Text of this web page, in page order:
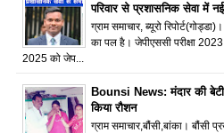
परिवार से प्रशासनिक सेवा में
ग्राम समाचार, ब्यूरो
का पल है। जेपीएससी परीक्षा
2025 को जेप...
Bounsi News: मंदार की बेटी
किया रौशन
ग्राम समाचार,बौंसी,बांका। बौंसी